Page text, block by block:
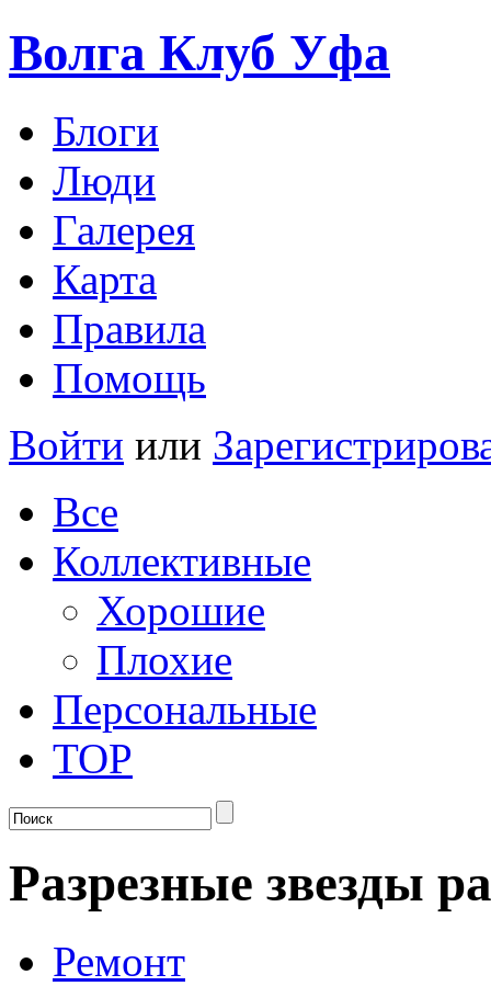
Волга Клуб Уфа
Блоги
Люди
Галерея
Карта
Правила
Помощь
Войти или
Все
Коллективные
Хорошие
Плохие
Персональные
TOP
Разрезные звезды
Ремонт